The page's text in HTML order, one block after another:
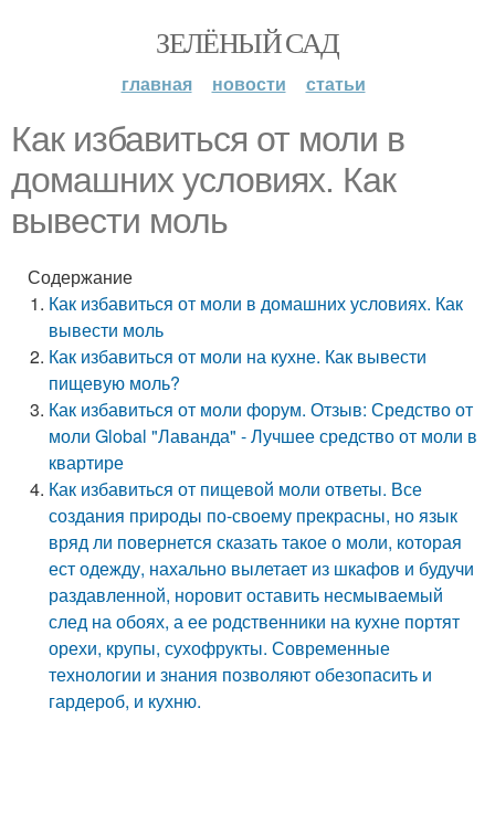
ЗЕЛЁНЫЙ САД
главная новости статьи
Как избавиться от моли в
домашних условиях. Как
вывести моль
Содержание
Как избавиться от моли в домашних условиях. Как
вывести моль
Как избавиться от моли на кухне. Как вывести
пищевую моль?
Как избавиться от моли форум. Отзыв: Средство от
моли Global "Лаванда" - Лучшее средство от моли в
квартире
Как избавиться от пищевой моли ответы. Все
создания природы по-своему прекрасны, но язык
вряд ли повернется сказать такое о моли, которая
ест одежду, нахально вылетает из шкафов и будучи
раздавленной, норовит оставить несмываемый
след на обоях, а ее родственники на кухне портят
орехи, крупы, сухофрукты. Современные
технологии и знания позволяют обезопасить и
гардероб, и кухню.